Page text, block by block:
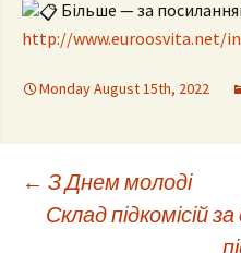
Більше — за
http://www.euroosvita.net/
Monday August 15th, 2022
Post
← З Днем молоді
Склад підкомісій